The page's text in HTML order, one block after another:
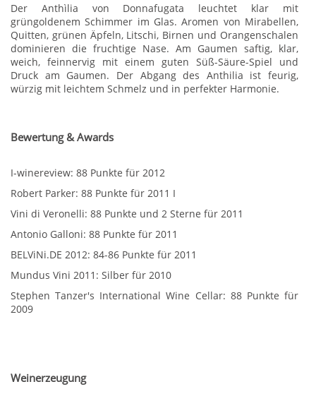
Der Anthìlia von Donnafugata leuchtet klar mit
grüngoldenem Schimmer im Glas. Aromen von Mirabellen,
Quitten, grünen Äpfeln, Litschi, Birnen und Orangenschalen
dominieren die fruchtige Nase. Am Gaumen saftig, klar,
weich, feinnervig mit einem guten Süß-Säure-Spiel und
Druck am Gaumen. Der Abgang des Anthilia ist feurig,
würzig mit leichtem Schmelz und in perfekter Harmonie.
Bewertung & Awards
I-winereview: 88 Punkte für 2012
Robert Parker: 88 Punkte für 2011 I
Vini di Veronelli: 88 Punkte und 2 Sterne für 2011
Antonio Galloni: 88 Punkte für 2011
BELViNi.DE 2012: 84-86 Punkte für 2011
Mundus Vini 2011: Silber für 2010
Stephen Tanzer's International Wine Cellar: 88 Punkte für
2009
Weinerzeugung